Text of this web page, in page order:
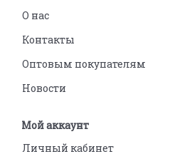
О нас
Контакты
Оптовым покупателям
Новости
Мой аккаунт
Личный кабинет